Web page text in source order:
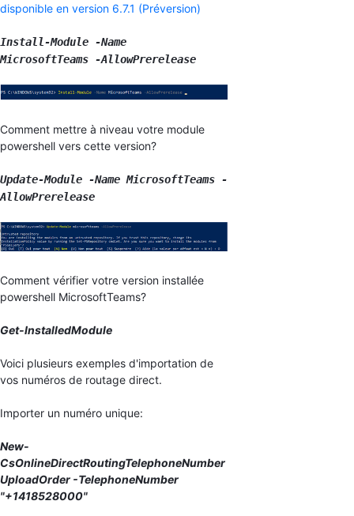
disponible en version 6.7.1 (Préversion)
Install-Module -Name
MicrosoftTeams -AllowPrerelease
Comment mettre à niveau votre module
powershell vers cette version?
Update-Module -Name MicrosoftTeams -
AllowPrerelease
Comment vérifier votre version installée
powershell MicrosoftTeams?
Get-InstalledModule
Voici plusieurs exemples d'importation de
vos numéros de routage direct.
Importer un numéro unique:
New-
CsOnlineDirectRoutingTelephoneNumber
UploadOrder -TelephoneNumber
"+1418528000"